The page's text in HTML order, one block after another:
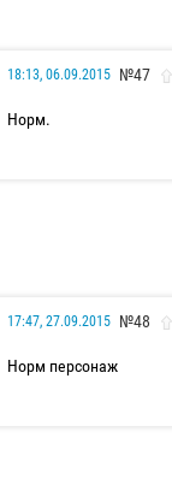
18:13, 06.09.2015 №47
Норм.
17:47, 27.09.2015 №48
Норм персонаж